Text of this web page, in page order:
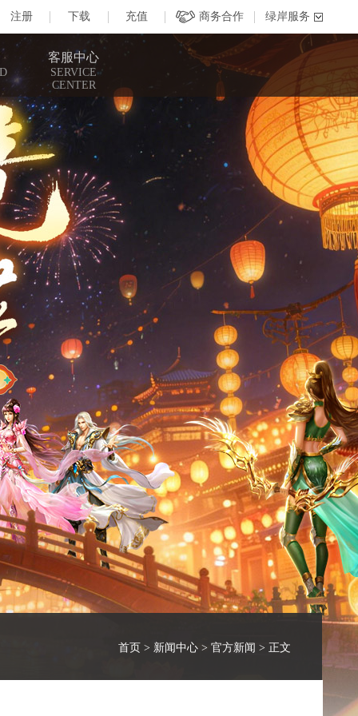
客服中心
SERVICE
CENTER
首页 > 新闻中心 > 官方新闻 > 正文